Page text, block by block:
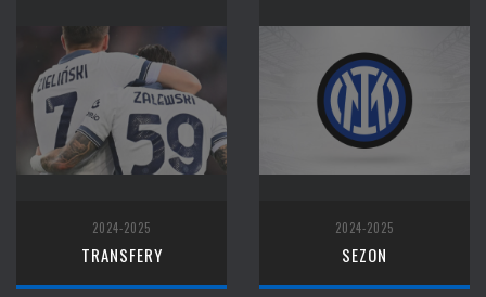
2024-2025
TRANSFERY
2024-2025
SEZON